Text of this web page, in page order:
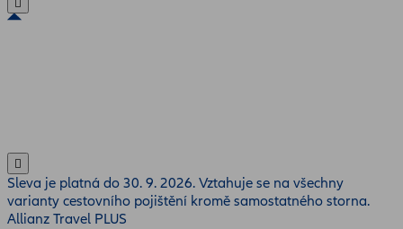
Sleva je platná do 30. 9. 2026. Vztahuje se na všechny
varianty cestovního pojištění kromě samostatného storna.
Allianz Travel PLUS